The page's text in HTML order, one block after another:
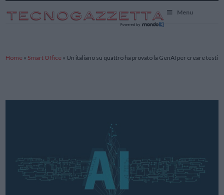
Menu
Home » Smart Office » Un italiano su quattro ha provato la GenAI per creare testi